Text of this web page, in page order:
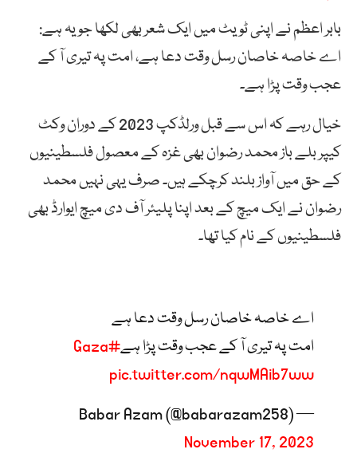
بابر اعظم نے اپنی ٹویٹ میں ایک شعر بھی لکھا جو یہ ہے:
اے خاصہ خاصان رسل وقت دعا ہے، امت پہ تیری آ کے
عجب وقت پڑا ہے۔
خیال رہے کہ اس سے قبل ورلڈکپ 2023 کے دوران وکٹ
کیپر بلے باز محمد رضوان بھی غزہ کے معصول فلسطینیوں
کے حق میں آواز بلند کرچکے ہیں۔ صرف یہی نہیں محمد
رضوان نے ایک میچ کے بعد اپنا پلیئر آف دی میچ ایوارڈ بھی
فلسطینیوں کے نام کیا تھا۔
اے خاصہ خاصان رسل وقت دعا ہے
امت پہ تیری آ کے عجب وقت پڑا ہے#Gaza
pic.twitter.com/nqwMAib7ww
— Babar Azam (@babarazam258)
November 17, 2023